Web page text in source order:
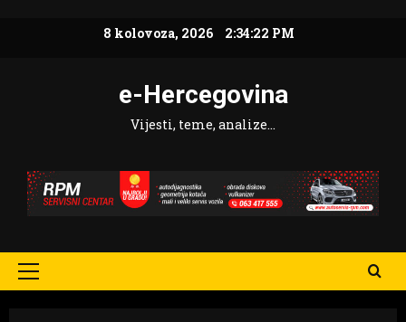
8 kolovoza, 2026 2:34:23 PM
e-Hercegovina
Vijesti, teme, analize…
Primary